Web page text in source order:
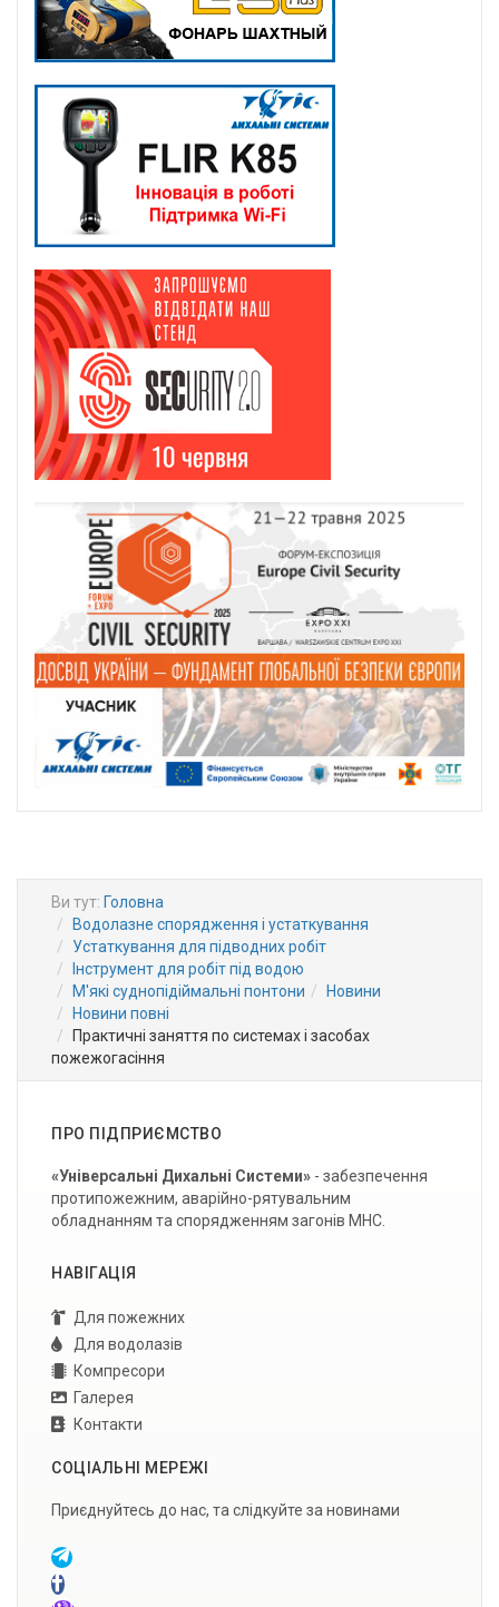
Ви тут: Головна
Водолазне спорядження і устаткування
Устаткування для підводних робіт
Інструмент для робіт під водою
М'які суднопідіймальні понтони
Новини
Новини повні
Практичні заняття по системах і засобах
пожежогасіння
ПРО ПІДПРИЄМСТВО
«Універсальні Дихальні Системи» - забезпечення
протипожежним, аварійно-рятувальним
обладнанням та спорядженням загонів МНС.
НАВІГАЦІЯ
Для пожежних
Для водолазів
Компресори
Галерея
Контакти
СОЦІАЛЬНІ МЕРЕЖІ
Приєднуйтесь до нас, та слідкуйте за новинами